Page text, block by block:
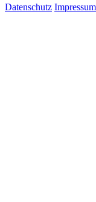
Datenschutz Impressum